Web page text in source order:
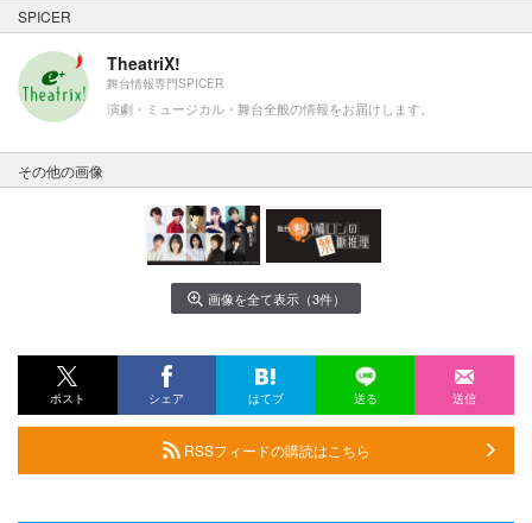
SPICER
TheatriX!
舞台情報専門SPICER
演劇・ミュージカル・舞台全般の情報をお届けします。
その他の画像
画像を全て表示（3件）
ポスト シェア はてブ 送る 送信
RSSフィードの購読はこちら